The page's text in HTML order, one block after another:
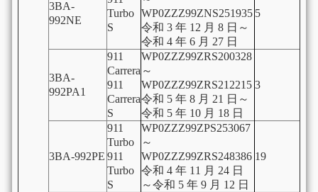
3BA-
992NE
Turbo
S
WP0ZZZ99ZNS251935
令和 3 年 12 月 8 日～
令和 4 年 6 月 27 日
5
3BA-
992PA1
911
Carrera
911
Carrera
S
WP0ZZZ99ZRS200328
～
WP0ZZZ99ZRS212215
令和 5 年 8 月 21 日～
令和 5 年 10 月 18 日
3
3BA-992PE
911
Turbo
911
Turbo
S
WP0ZZZ99ZPS253067
～
WP0ZZZ99ZRS248386
令和 4 年 11 月 24 日
～令和 5 年 9 月 12 日
19